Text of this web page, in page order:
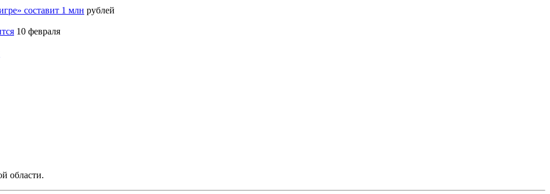
составит 1 млн рублей
10 февраля
области.